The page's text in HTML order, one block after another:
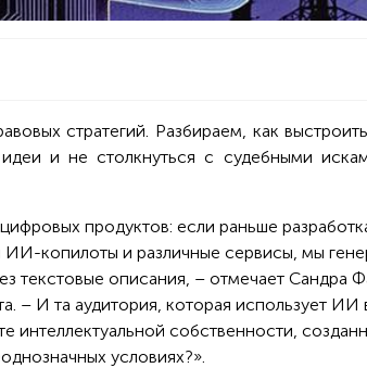
стратегий. Разбираем, как
и не столкнуться с судебными
продуктов: если раньше
копилоты и различные сервисы, мы
текстовые описания, – отмечает Сандра
– И та аудитория, которая использует ИИ
интеллектуальной собственности,
условиях?».